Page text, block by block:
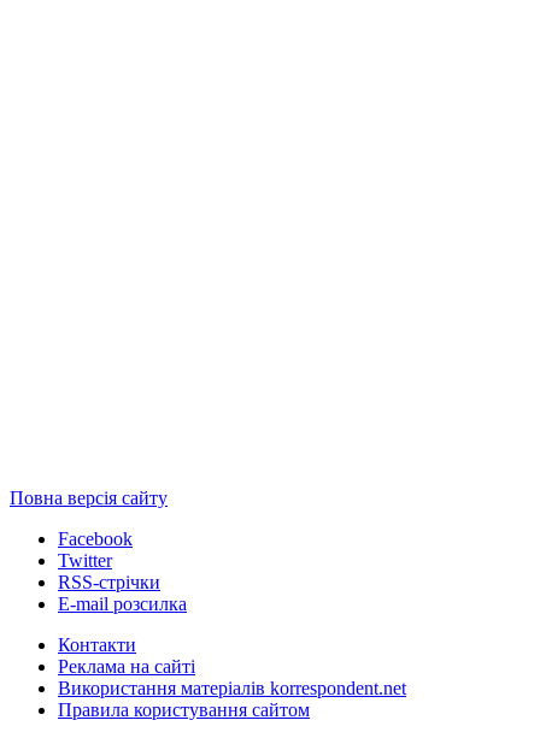
Повна версія сайту
Facebook
Twitter
RSS-стрічки
E-mail розсилка
Контакти
Реклама на сайті
Використання матеріалів korrespondent.net
Правила користування сайтом